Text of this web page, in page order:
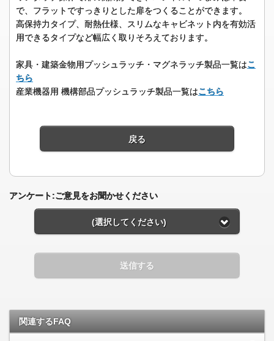
で、フラットですっきりとした扉をつくることができます。
高保持力タイプ、耐熱仕様、スリムなキャビネット内を有効活
用できるタイプなど幅広く取りそろえております。
家具・建築金物用プッシュラッチ・マグネラッチ製品一覧はこ
ちら
産業機器用 機構部品プッシュラッチ製品一覧はこちら
戻る
アンケート:ご意見をお聞かせください
(選択してください)
送信する
関連するFAQ